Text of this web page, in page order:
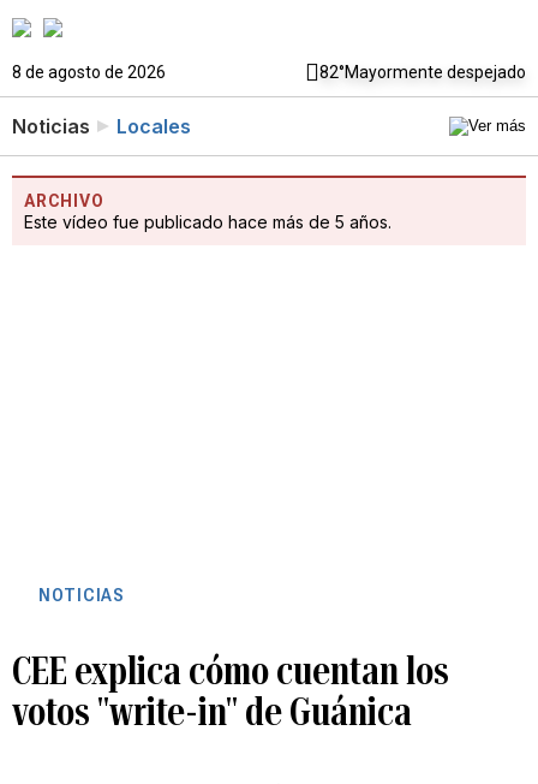
8 de agosto de 2026 82°Mayormente despejado
Noticias Locales
ARCHIVO
Este vídeo fue publicado hace más de 5 años.
NOTICIAS
CEE explica cómo cuentan los
votos "write-in" de Guánica